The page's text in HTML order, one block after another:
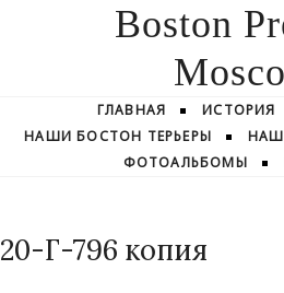
Boston
ГЛАВНАЯ ИСТОРИЯ
НАШИ БОСТОН ТЕРЬЕРЫ
ФОТОАЛЬБОМЫ
20-Г-796 копия